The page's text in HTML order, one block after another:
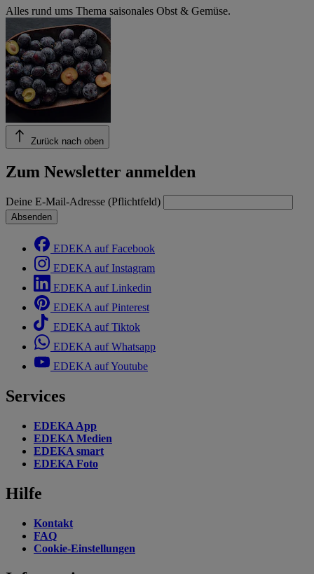
Alles rund ums Thema saisonales Obst & Gemüse.
Zurück nach oben
Zum Newsletter anmelden
Deine E-Mail-Adresse (Pflichtfeld)
Absenden
EDEKA auf Facebook
EDEKA auf Instagram
EDEKA auf Linkedin
EDEKA auf Pinterest
EDEKA auf Tiktok
EDEKA auf Whatsapp
EDEKA auf Youtube
Services
EDEKA App
EDEKA Medien
EDEKA smart
EDEKA Foto
Hilfe
Kontakt
FAQ
Cookie-Einstellungen